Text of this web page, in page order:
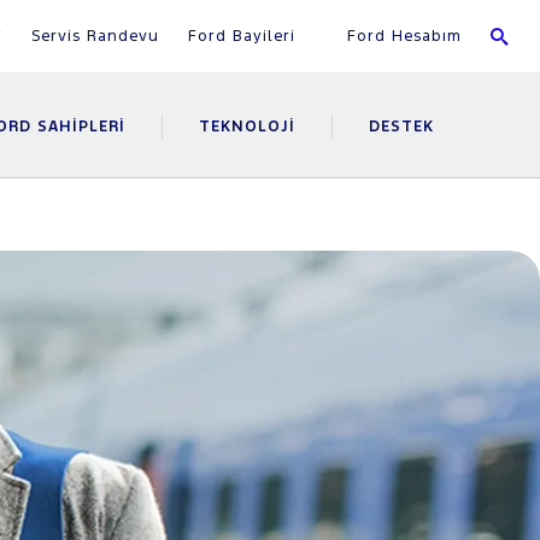
Servis Randevu Ford Bayileri Ford Hesabım
SAHIPLERI TEKNOLOJI DESTEK